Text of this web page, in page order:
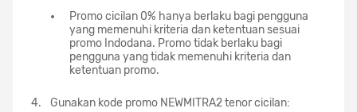
Promo cicilan 0% hanya berlaku bagi pengguna
yang memenuhi kriteria dan ketentuan sesuai
promo Indodana. Promo tidak berlaku bagi
pengguna yang tidak memenuhi kriteria dan
ketentuan promo.
Gunakan kode promo NEWMITRA2 tenor cicilan: